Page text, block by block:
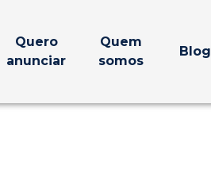
Quero
anunciar
Quem
somos
Blog